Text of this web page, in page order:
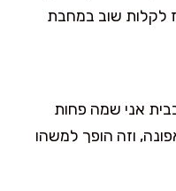
לקלות שוב במחבת
אני שמה פחות
וזה הופך למשהו